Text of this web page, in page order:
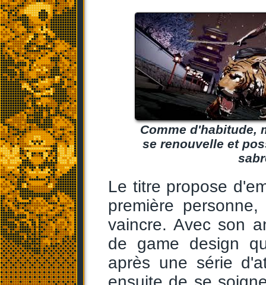
Comme d'habitude,
se renouvelle et
Le titre propose
première
vaincre. Avec son
de game design
après une série